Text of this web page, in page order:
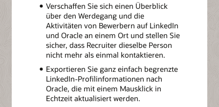
Verschaffen Sie sich einen Überblick
über den Werdegang und die
Aktivitäten von Bewerbern auf LinkedIn
und Oracle an einem Ort und stellen Sie
sicher, dass Recruiter dieselbe Person
nicht mehr als einmal kontaktieren.
Exportieren Sie ganz einfach begrenzte
LinkedIn-Profilinformationen nach
Oracle, die mit einem Mausklick in
Echtzeit aktualisiert werden.